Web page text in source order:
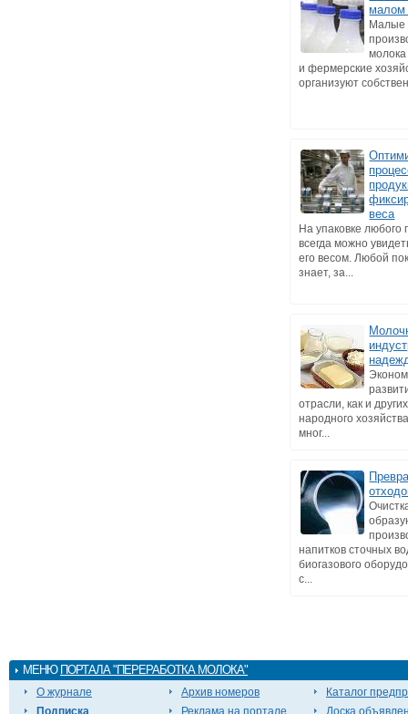
малом
Малые
молока
и фермерские
организуют
веса
На упаковке любого
всегда можно
его весом. Любой
знает, за...
отрасли, как и
народного
мног...
напитков сточных
биогазового
с...
МЕНЮ ПОРТАЛА "ПЕРЕРАБОТКА МОЛОКА"
О журнале
Подписка
Архив номеров
Реклама на портале
Каталог
Доска